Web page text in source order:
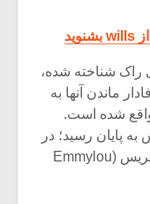
راک شناخته شده،
و وفادار ماندن آنها به
شده است.
پایان رسید؛ در
سال ۱۹۷۳ میراث وی به خانم امیلو هریس (Emmylou